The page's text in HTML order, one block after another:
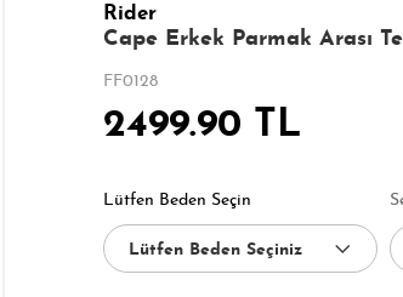
Son 1 Günde
Son 24 Saatte
Rider
Cape Erkek Parmak Arası
FF0128
2499.90 TL
Lütfen Beden Seçin